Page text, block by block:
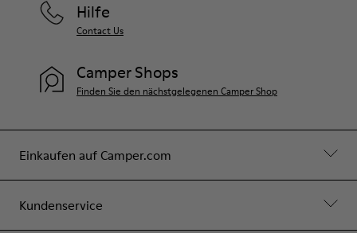
Einkaufen auf Camper.com
Kundenservice
Hilfe
Contact Us
Camper Shops
Finden Sie den nächstgelegenen Camper Shop